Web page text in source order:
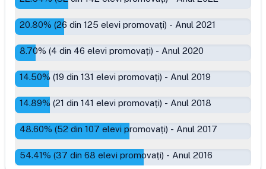
20.80% (26 din 125 elevi promovați) - Anul 2021
8.70% (4 din 46 elevi promovați) - Anul 2020
14.50% (19 din 131 elevi promovați) - Anul 2019
14.89% (21 din 141 elevi promovați) - Anul 2018
48.60% (52 din 107 elevi promovați) - Anul 2017
54.41% (37 din 68 elevi promovați) - Anul 2016